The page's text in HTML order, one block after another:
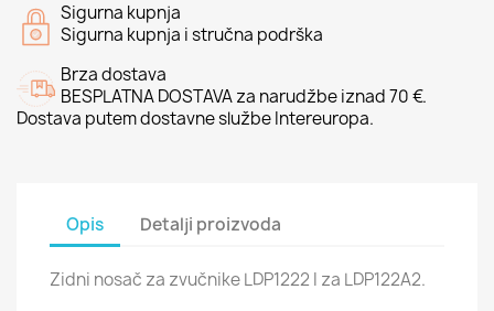
Sigurna kupnja
Sigurna kupnja i stručna podrška
Brza dostava
BESPLATNA DOSTAVA za narudžbe iznad 70 €.
Dostava putem dostavne službe Intereuropa.
Opis Detalji proizvoda
Zidni nosač za zvučnike LDP1222 I za LDP122A2.